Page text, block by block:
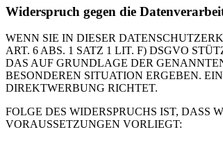
Widerspruch gegen die
WENN SIE IN DIESER
ART. 6 ABS. 1 SATZ 1 LIT. F) DSGVO
DAS AUF GRUNDLAGE DER
BESONDEREN SITUATION ERGEBEN.
DIREKTWERBUNG RICHTET.
FOLGE DES WIDERSPRUCHS IST,
VORAUSSETZUNGEN VORLIEGT: